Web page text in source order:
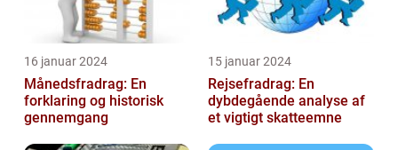
16 januar 2024
Månedsfradrag: En
forklaring og historisk
gennemgang
15 januar 2024
Rejsefradrag: En
dybdegående analyse af
et vigtigt skatteemne